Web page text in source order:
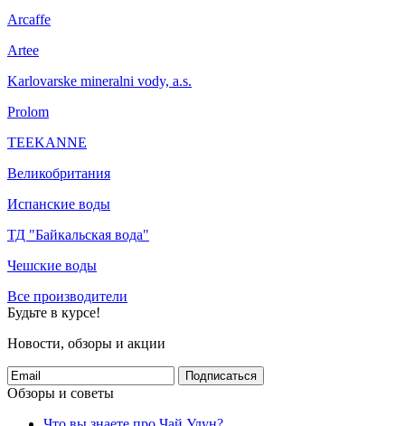
Arcaffe
Artee
Karlovarske mineralni vody, a.s.
Prolom
TEEKANNE
Великобритания
Испанские воды
ТД "Байкальская вода"
Чешские воды
Все производители
Будьте в курсе!
Новости, обзоры и акции
Подписаться
Обзоры и советы